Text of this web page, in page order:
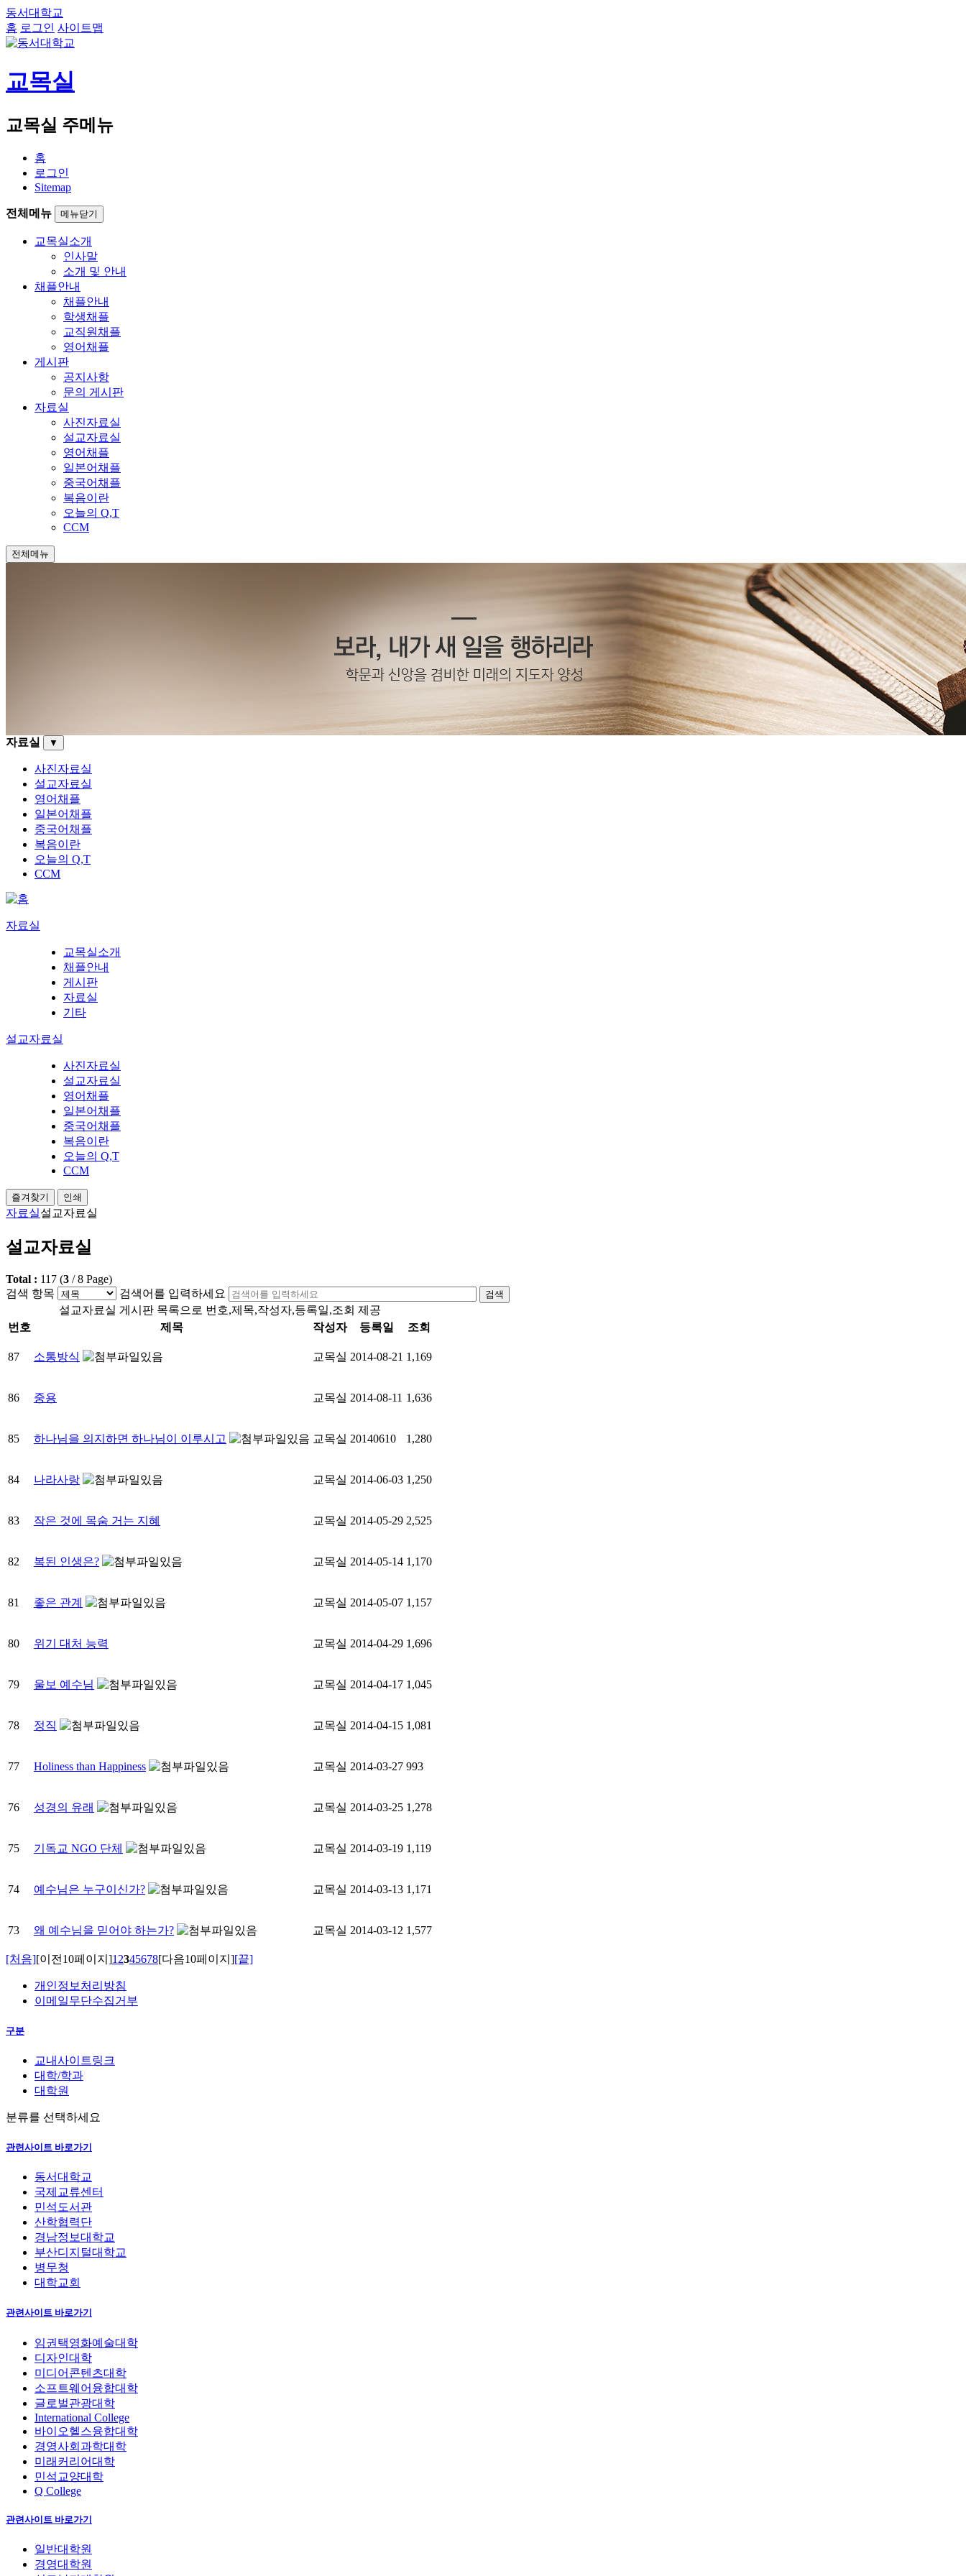
동서대학교
홈 로그인 사이트맵
교목실
교목실 주메뉴
홈
로그인
Sitemap
전체메뉴 메뉴닫기
교목실소개
인사말
소개 및 안내
채플안내
채플안내
학생채플
교직원채플
영어채플
게시판
공지사항
문의 게시판
자료실
사진자료실
설교자료실
영어채플
일본어채플
중국어채플
복음이란
오늘의 Q,T
CCM
전체메뉴
자료실 ▼
사진자료실
설교자료실
영어채플
일본어채플
중국어채플
복음이란
오늘의 Q,T
CCM
자료실
교목실소개
채플안내
게시판
자료실
기타
설교자료실
사진자료실
설교자료실
영어채플
일본어채플
중국어채플
복음이란
오늘의 Q,T
CCM
즐겨찾기 인쇄
자료실설교자료실
설교자료실
Total : 117 (3 /8 Page)
검색 항목
검색어를 입력하세요 검색
설교자료실 게시판 목록으로 번호,제목,작성자,등록일,조회 제공
번호
제목 작성자 등록일 조회
87 소통방식 교목실 2014-08-21 1,169
86 중용 교목실 2014-08-11 1,636
85 하나님을 의지하면 하나님이 이루시고 교목실 20140610 1,280
84 나라사랑 교목실 2014-06-03 1,250
83 작은 것에 목숨 거는 지혜 교목실 2014-05-29 2,525
82 복된 인생은? 교목실 2014-05-14 1,170
81 좋은 관계 교목실 2014-05-07 1,157
80 위기 대처 능력 교목실 2014-04-29 1,696
79 울보 예수님 교목실 2014-04-17 1,045
78 정직 교목실 2014-04-15 1,081
77 Holiness than Happiness 교목실 2014-03-27 993
76 성경의 유래 교목실 2014-03-25 1,278
75 기독교 NGO 단체 교목실 2014-03-19 1,119
74 예수님은 누구이신가? 교목실 2014-03-13 1,171
73 왜 예수님을 믿어야 하는가? 교목실 2014-03-12 1,577
[처음][이전10페이지]1 2345678[다음10페이지][끝]
개인정보처리방침
이메일무단수집거부
구분
교내사이트링크
대학/학과
대학원
분류를 선택하세요
관련사이트 바로가기
동서대학교
국제교류센터
민석도서관
산학협력단
경남정보대학교
부산디지털대학교
병무청
대학교회
관련사이트 바로가기
임권택영화예술대학
디자인대학
미디어콘텐츠대학
소프트웨어융합대학
글로벌관광대학
International College
바이오헬스융합대학
경영사회과학대학
미래커리어대학
민석교양대학
Q College
관련사이트 바로가기
일반대학원
경영대학원